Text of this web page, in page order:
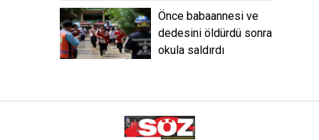
Önce babaannesi ve
dedesini öldürdü sonra
okula saldırdı